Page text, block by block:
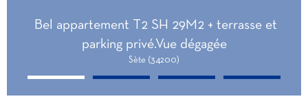
Bel appartement T2 SH 29M2 + terrasse et
parking privé.Vue dégagée
Sète (34200)